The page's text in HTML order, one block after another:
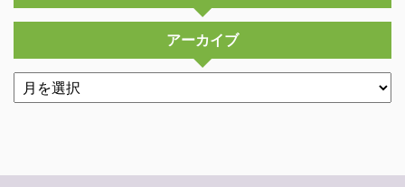
アーカイブ